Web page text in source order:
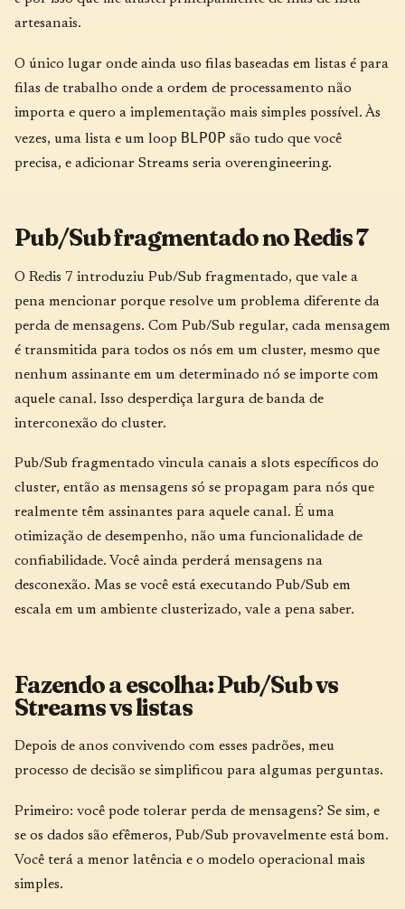
artesanais.
O único lugar onde ainda uso filas baseadas em listas é para
filas de trabalho onde a ordem de processamento não
importa e quero a implementação mais simples possível. Às
vezes, uma lista e um loop BLPOP são tudo que você
precisa, e adicionar Streams seria overengineering.
Pub/Sub fragmentado no Redis 7
O Redis 7 introduziu Pub/Sub fragmentado, que vale a
pena mencionar porque resolve um problema diferente da
perda de mensagens. Com Pub/Sub regular, cada mensagem
é transmitida para todos os nós em um cluster, mesmo que
nenhum assinante em um determinado nó se importe com
aquele canal. Isso desperdiça largura de banda de
interconexão do cluster.
Pub/Sub fragmentado vincula canais a slots específicos do
cluster, então as mensagens só se propagam para nós que
realmente têm assinantes para aquele canal. É uma
otimização de desempenho, não uma funcionalidade de
confiabilidade. Você ainda perderá mensagens na
desconexão. Mas se você está executando Pub/Sub em
escala em um ambiente clusterizado, vale a pena saber.
Fazendo a escolha: Pub/Sub vs
Streams vs listas
Depois de anos convivendo com esses padrões, meu
processo de decisão se simplificou para algumas perguntas.
Primeiro: você pode tolerar perda de mensagens? Se sim, e
se os dados são efêmeros, Pub/Sub provavelmente está bom.
Você terá a menor latência e o modelo operacional mais
simples.